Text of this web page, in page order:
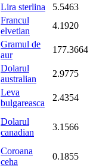
Lira sterlina 5.5463
Francul
elvetian
4.1920
Gramul de
aur
177.3664
Dolarul
australian
2.9775
Leva
bulgareasca
2.4354
Dolarul
canadian
3.1566
Coroana
ceha
0.1855